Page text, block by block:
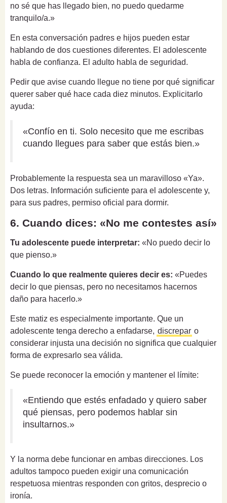
no sé que has llegado bien, no puedo quedarme
tranquilo/a.»
En esta conversación padres e hijos pueden estar
hablando de dos cuestiones diferentes. El adolescente
habla de confianza. El adulto habla de seguridad.
Pedir que avise cuando llegue no tiene por qué significar
querer saber qué hace cada diez minutos. Explicitarlo
ayuda:
«Confío en ti. Solo necesito que me escribas
cuando llegues para saber que estás bien.»
Probablemente la respuesta sea un maravilloso «Ya».
Dos letras. Información suficiente para el adolescente y,
para sus padres, permiso oficial para dormir.
6. Cuando dices: «No me contestes así»
Tu adolescente puede interpretar: «No puedo decir lo
que pienso.»
Cuando lo que realmente quieres decir es: «Puedes
decir lo que piensas, pero no necesitamos hacernos
daño para hacerlo.»
Este matiz es especialmente importante. Que un
adolescente tenga derecho a enfadarse, discrepar o
considerar injusta una decisión no significa que cualquier
forma de expresarlo sea válida.
Se puede reconocer la emoción y mantener el límite:
«Entiendo que estés enfadado y quiero saber
qué piensas, pero podemos hablar sin
insultarnos.»
Y la norma debe funcionar en ambas direcciones. Los
adultos tampoco pueden exigir una comunicación
respetuosa mientras responden con gritos, desprecio o
ironía.